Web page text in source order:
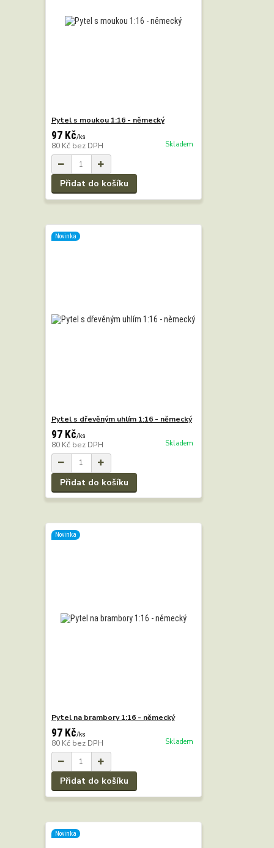
Pytel s moukou 1:16 - německý
97 Kč/ks
80 Kč bez DPH Skladem
Přidat do košíku
Novinka
Pytel s dřevěným uhlím 1:16 - německý
97 Kč/ks
80 Kč bez DPH Skladem
Přidat do košíku
Novinka
Pytel na brambory 1:16 - německý
97 Kč/ks
80 Kč bez DPH Skladem
Přidat do košíku
Novinka